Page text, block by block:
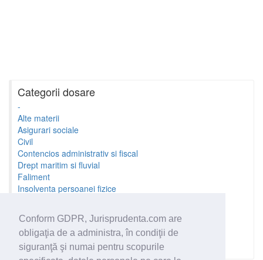
Conform GDPR, Jurisprudenta.com are
obligaţia de a administra, în condiţii de
siguranţă şi numai pentru scopurile
Categorii dosare
-
Alte materii
Asigurari sociale
Civil
Contencios administrativ si fiscal
Drept maritim si fluvial
Faliment
Insolventa persoanei fizice
Minori si familie
Penal
Proprietate Intelectuala